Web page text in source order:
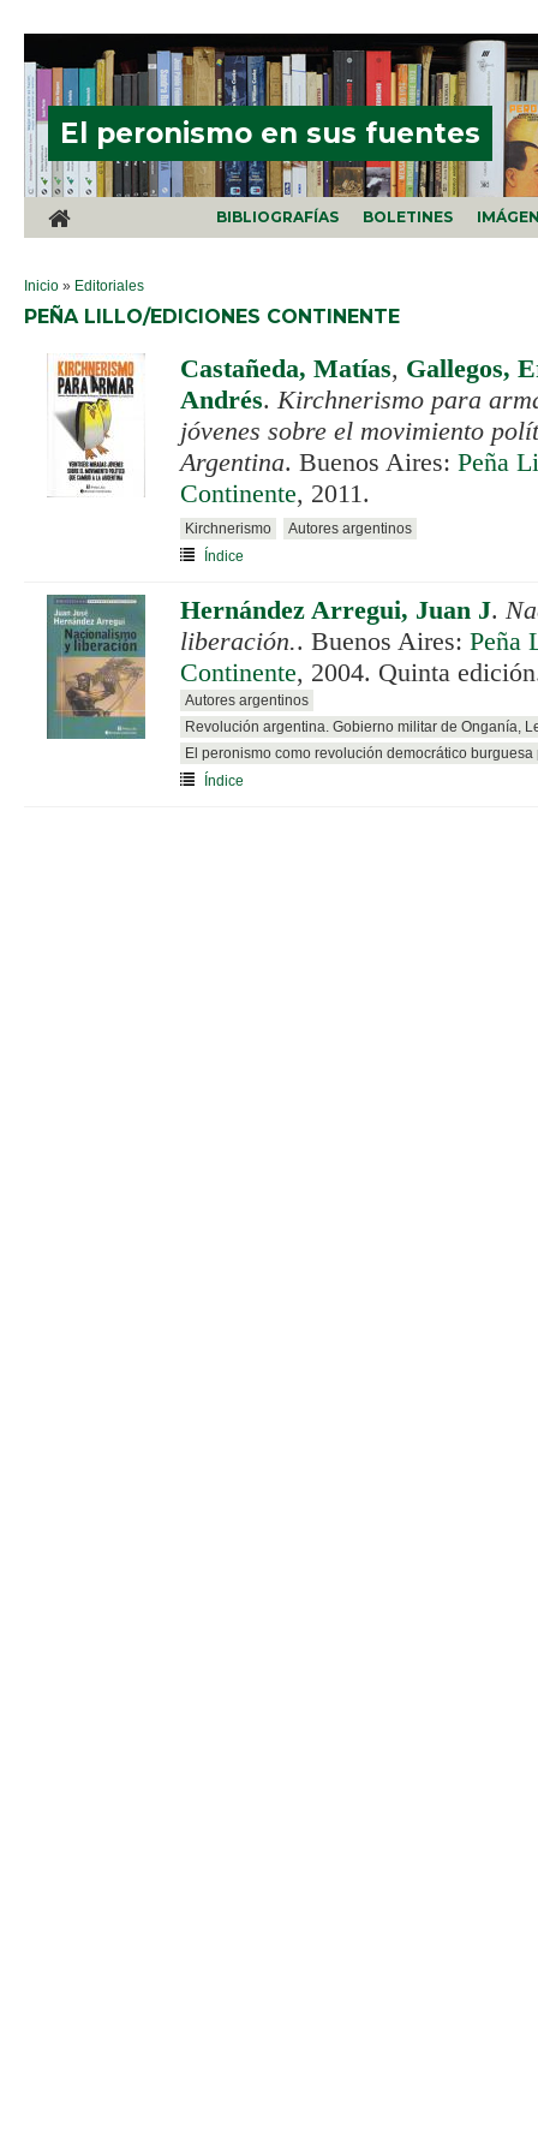
El peronismo en sus fuentes
BIBLIOGRAFÍAS BOLETINES
SE ENCUENTRA USTED AQUÍ
Inicio » Editoriales
PEÑA LILLO/EDICIONES CONTINENTE
Castañeda, Matías, Gallegos,
Andrés.Kirchnerismo para
jóvenes sobre el movimiento
Argentina. Buenos Aires: Peña
Continente, 2011.
Kirchnerismo
Autores argentinos
Índice
Hernández Arregui, Juan J.
liberación.. Buenos Aires: Peña
Continente, 2004. Quinta
Autores argentinos
Revolución argentina. Gobierno militar de Onganía,
El peronismo como revolución democrático
Índice